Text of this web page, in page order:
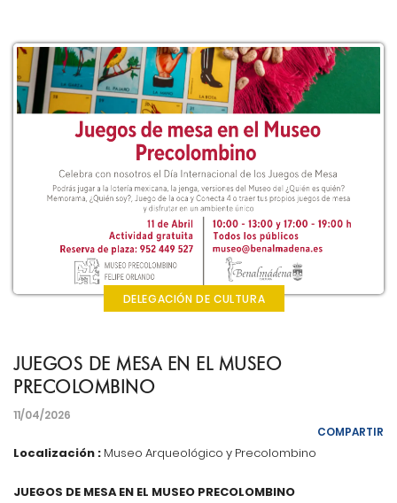
DELEGACIÓN DE CULTURA
JUEGOS DE MESA EN EL MUSEO
PRECOLOMBINO
11/04/2026
COMPARTIR
Localización : Museo Arqueológico y Precolombino
JUEGOS DE MESA EN EL MUSEO PRECOLOMBINO